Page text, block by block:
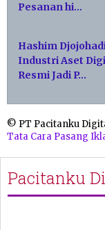
Pesanan hi…
Hashim
Industri Aset
Resmi Jadi P…
© PT Pacitanku
Tata Cara Pasang
Pacitanku